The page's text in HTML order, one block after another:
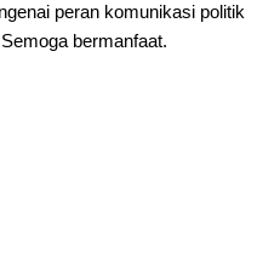
peran komunikasi politik
bermanfaat.